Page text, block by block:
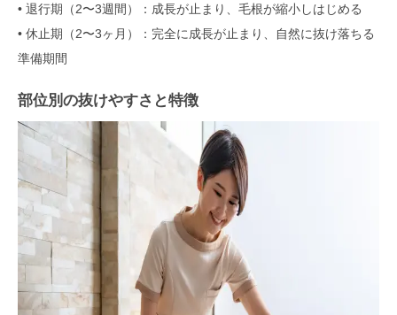
• 退行期（2〜3週間）：成長が止まり、毛根が縮小しはじめる
• 休止期（2〜3ヶ月）：完全に成長が止まり、自然に抜け落ちる
準備期間
部位別の抜けやすさと特徴